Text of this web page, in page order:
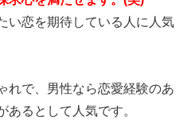
い恋を期待している人に人気
れで、男性なら恋愛経験のあ
あるとして人気です。